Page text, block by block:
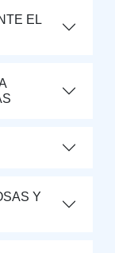
EL
Y